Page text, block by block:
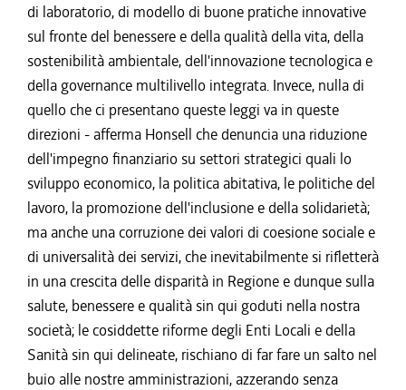
di laboratorio, di modello di buone pratiche innovative
sul fronte del benessere e della qualità della vita, della
sostenibilità ambientale, dell'innovazione tecnologica e
della governance multilivello integrata. Invece, nulla di
quello che ci presentano queste leggi va in queste
direzioni - afferma Honsell che denuncia una riduzione
dell'impegno finanziario su settori strategici quali lo
sviluppo economico, la politica abitativa, le politiche del
lavoro, la promozione dell'inclusione e della solidarietà;
ma anche una corruzione dei valori di coesione sociale e
di universalità dei servizi, che inevitabilmente si rifletterà
in una crescita delle disparità in Regione e dunque sulla
salute, benessere e qualità sin qui goduti nella nostra
società; le cosiddette riforme degli Enti Locali e della
Sanità sin qui delineate, rischiano di far fare un salto nel
buio alle nostre amministrazioni, azzerando senza